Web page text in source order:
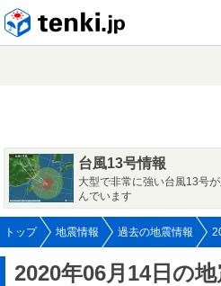
台風13号情報
大型で非常に強い台風13号
んでいます
トップ 地震情報 過去の地震情報
2020年06月14日の